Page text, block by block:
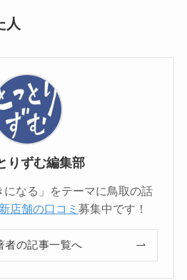
人
りずむ編集部
になる」をテーマに鳥取の話
新店舗の口コミ 募集中です！
者の記事一覧へ